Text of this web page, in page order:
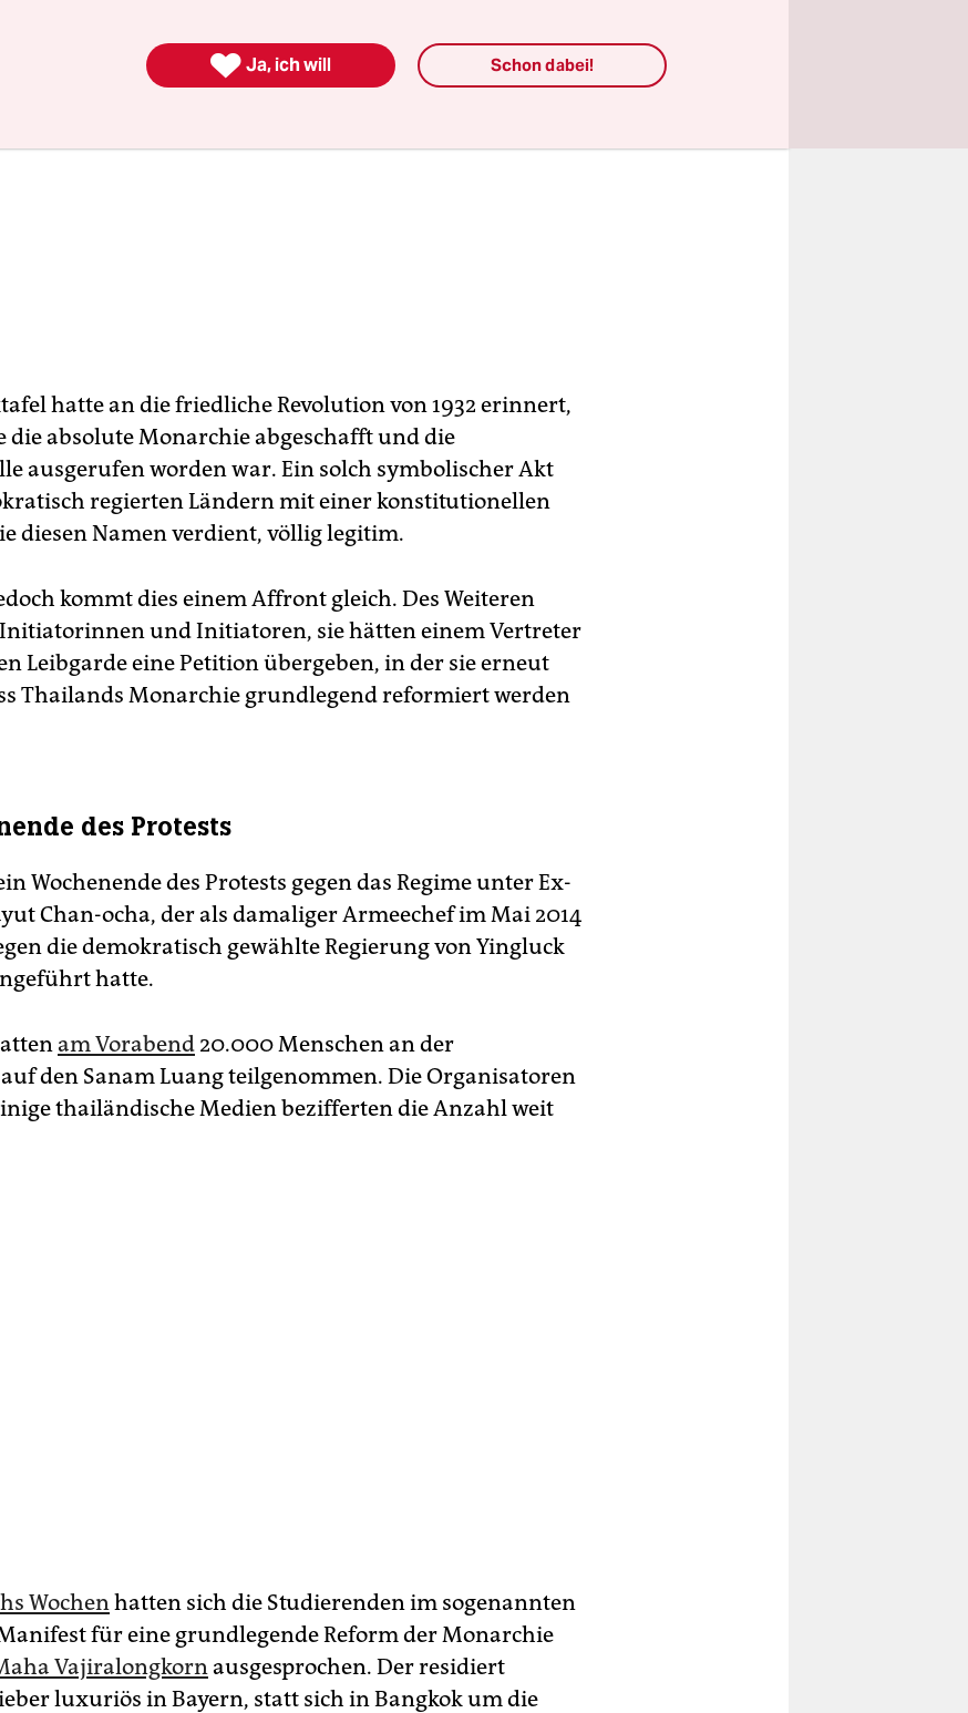
hatte an die friedliche Revolution von 1932 erinnert,
die absolute Monarchie abgeschafft und die
ausgerufen worden war. Ein solch symbolischer Akt
regierten Ländern mit einer konstitutionellen
diesen Namen verdient, völlig legitim.
kommt dies einem Affront gleich. Des Weiteren
und Initiatoren, sie hätten einem Vertreter
Leibgarde eine Petition übergeben, in der sie erneut
Thailands Monarchie grundlegend reformiert werden
des Protests
Wochenende des Protests gegen das Regime unter Ex-
Cha­n-ocha, der als damaliger Armeechef im Mai 2014
die demokratisch gewählte Regierung von Yingluck
hatte.
am Vorabend 20.000 Menschen an der
den Sanam Luang teilgenommen. Die Organisatoren
thailändische Medien bezifferten die Anzahl weit
Wochenhatten sich die Studierenden im sogenannten
für eine grundlegende Reform der Monarchie
Vajiralongkornausgesprochen. Der residiert
luxuriös in Bayern, statt sich in Bangkok um die
 Ja, ich will Schon dabei!